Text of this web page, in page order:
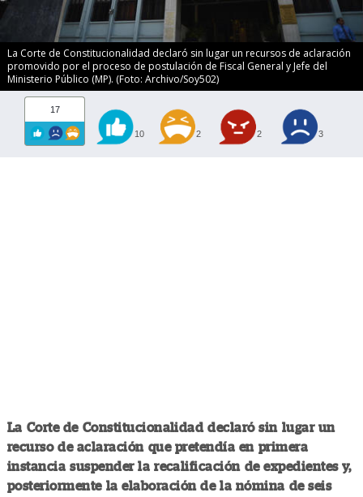
La Corte de Constitucionalidad declaró sin lugar un recursos de aclaración
promovido por el proceso de postulación de Fiscal General y Jefe del
Ministerio Público (MP). (Foto: Archivo/Soy502)
17
10 2 2 3
La Corte de Constitucionalidad declaró sin lugar un
recurso de aclaración que pretendía en primera
instancia suspender la recalificación de expedientes y,
posteriormente la elaboración de la nómina de seis